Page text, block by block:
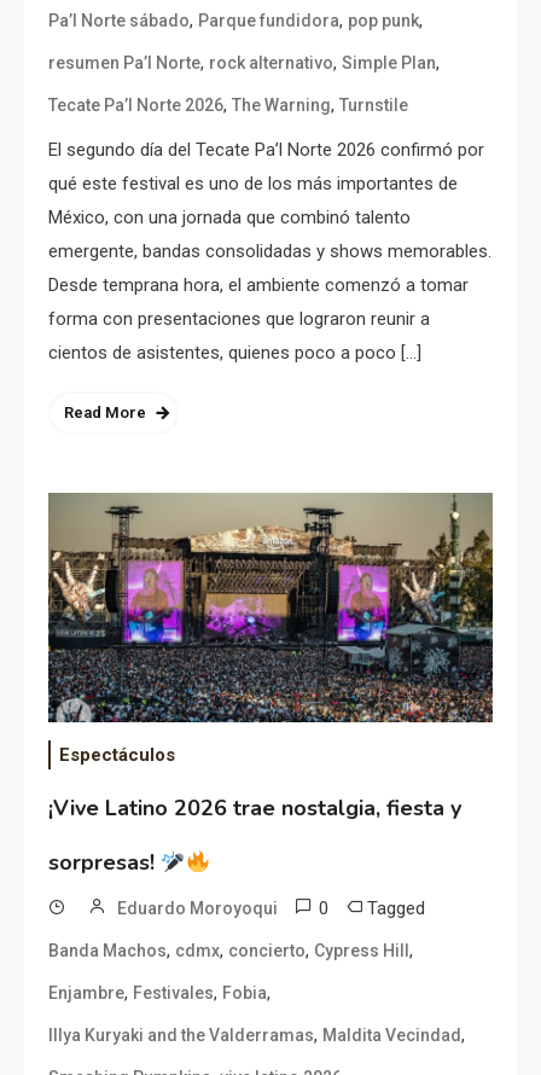
Pa’l Norte sábado, Parque fundidora, pop punk,
resumen Pa’l Norte, rock alternativo, Simple Plan,
Tecate Pa’l Norte 2026, The Warning, Turnstile
El segundo día del Tecate Pa’l Norte 2026 confirmó por
qué este festival es uno de los más importantes de
México, con una jornada que combinó talento
emergente, bandas consolidadas y shows memorables.
Desde temprana hora, el ambiente comenzó a tomar
forma con presentaciones que lograron reunir a
cientos de asistentes, quienes poco a poco […]
Read More
Espectáculos
¡Vive Latino 2026 trae nostalgia, fiesta y
sorpresas!
Eduardo Moroyoqui 0 Tagged
Banda Machos, cdmx, concierto, Cypress Hill ,
Enjambre, Festivales, Fobia,
Illya Kuryaki and the Valderramas, Maldita Vecindad,